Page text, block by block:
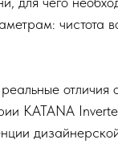
чистота
отличия
KATANA